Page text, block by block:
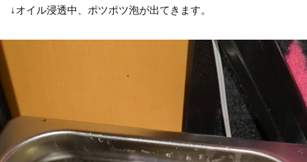
↓オイル浸透中、ポツポツ泡が出てきます。
動
画
プ
レ
ー
ヤ